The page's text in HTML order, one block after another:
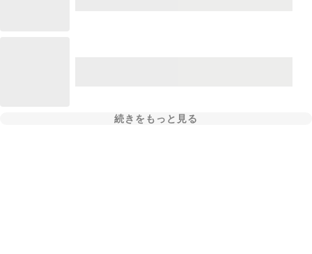
続きをもっと見る